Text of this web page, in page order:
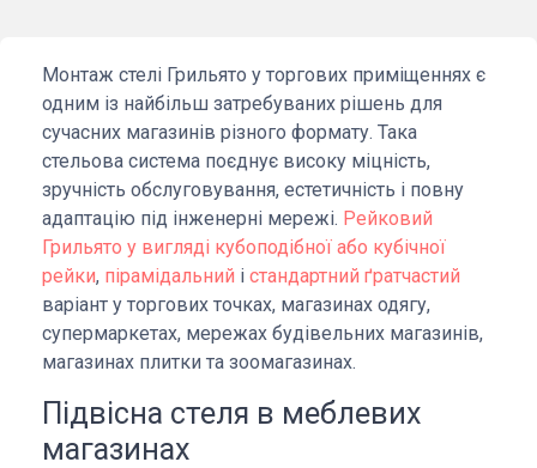
Монтаж стелі Грильято у торгових приміщеннях є
одним із найбільш затребуваних рішень для
сучасних магазинів різного формату. Така
стельова система поєднує високу міцність,
зручність обслуговування, естетичність і повну
адаптацію під інженерні мережі. Рейковий
Грильято у вигляді кубоподібної або кубічної
рейки, пірамідальний і стандартний ґратчастий
варіант у торгових точках, магазинах одягу,
супермаркетах, мережах будівельних магазинів,
магазинах плитки та зоомагазинах.
Підвісна стеля в меблевих
магазинах